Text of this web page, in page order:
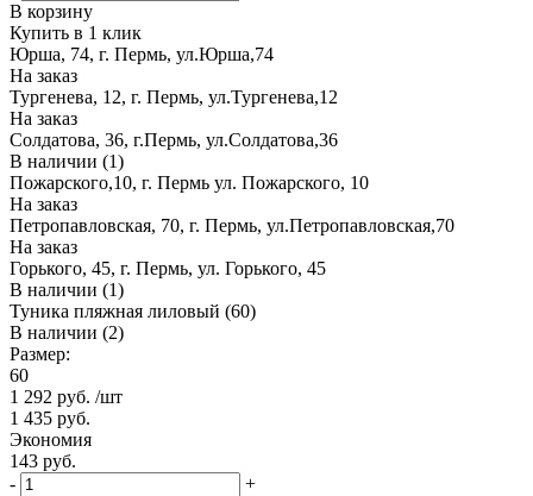
В корзину
Купить в 1 клик
Юрша, 74, г. Пермь, ул.Юрша,74
На заказ
Тургенева, 12, г. Пермь, ул.Тургенева,12
На заказ
Солдатова, 36, г.Пермь, ул.Солдатова,36
В наличии (1)
Пожарского,10, г. Пермь ул. Пожарского, 10
На заказ
Петропавловская, 70, г. Пермь, ул.Петропавловская,70
На заказ
Горького, 45, г. Пермь, ул. Горького, 45
В наличии (1)
Туника пляжная лиловый (60)
В наличии (2)
Размер:
60
1 292 руб. /шт
1 435 руб.
Экономия
143 руб.
-
+